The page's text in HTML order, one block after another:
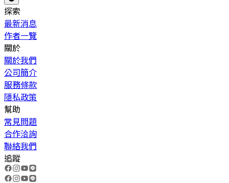
探索
最新消息
作者一覽
關於
關於我們
公司簡介
服務條款
隱私政策
幫助
常見問題
合作洽詢
聯絡我們
追蹤